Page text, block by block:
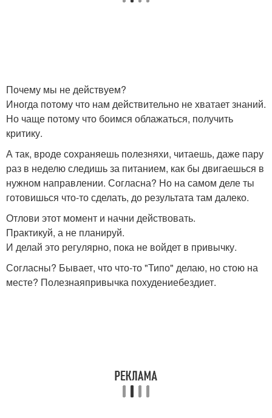
Почему мы не действуем?
Иногда потому что нам действительно не хватает знаний.
Но чаще потому что боимся облажаться, получить
критику.
А так, вроде сохраняешь полезняхи, читаешь, даже пару
раз в неделю следишь за питанием, как бы двигаешься в
нужном направлении. Согласна? Но на самом деле ты
готовишься что-то сделать, до результата там далеко.
Отлови этот момент и начни действовать.
Практикуй, а не планируй.
И делай это регулярно, пока не войдет в привычку.
Согласны? Бывает, что что-то "Типо" делаю, но стою на
месте? Полезнаяпривычка похудениебездиет.